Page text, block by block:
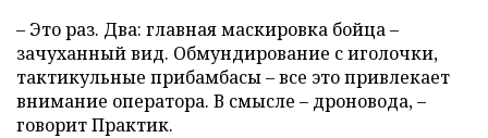
– Это раз. Два: главная маскировка бойца –
зачуханный вид. Обмундирование с иголочки,
тактикульные прибамбасы – все это привлекает
внимание оператора. В смысле – дроновода, –
говорит Практик.